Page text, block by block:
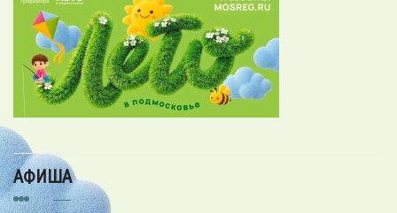
АФИША